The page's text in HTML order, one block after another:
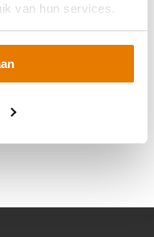
van hun services.